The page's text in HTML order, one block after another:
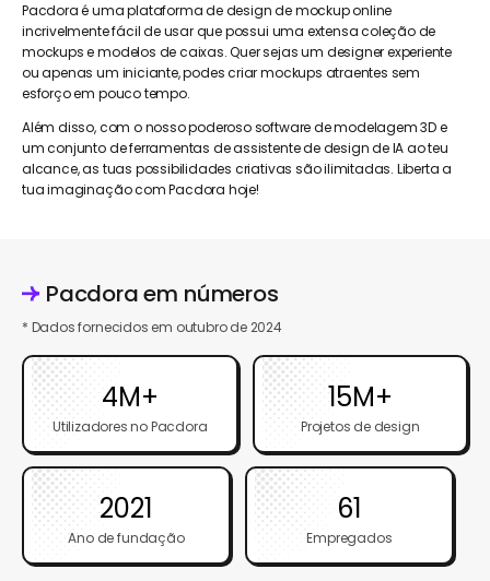
Pacdora é uma plataforma de design de mockup online
incrivelmente fácil de usar que possui uma extensa coleção de
mockups e modelos de caixas. Quer sejas um designer experiente
ou apenas um iniciante, podes criar mockups atraentes sem
esforço em pouco tempo.
Além disso, com o nosso poderoso software de modelagem 3D e
um conjunto de ferramentas de assistente de design de IA ao teu
alcance, as tuas possibilidades criativas são ilimitadas. Liberta a
tua imaginação com Pacdora hoje!
Pacdora em números
* Dados fornecidos em outubro de 2024
4M+
Utilizadores no Pacdora
15M+
Projetos de design
2021
Ano de fundação
61
Empregados